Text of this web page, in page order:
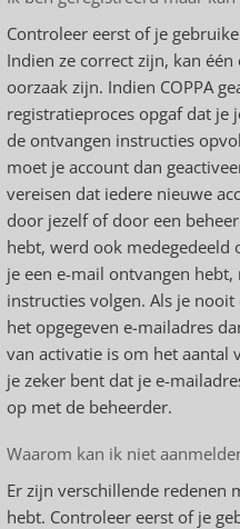
Controleer eerst of je
Indien ze correct zijn, kan
oorzaak zijn. Indien COPPA
registratieproces opgaf dat je
de ontvangen instructies
moet je account dan
vereisen dat iedere nieuwe
door jezelf of door een
hebt, werd ook medegedeeld
je een e-mail ontvangen
instructies volgen. Als je
het opgegeven e-mailadres
van activatie is om het aantal
je zeker bent dat je e-
op met de beheerder.
Waarom kan ik niet
Er zijn verschillende redenen
hebt. Controleer eerst of je